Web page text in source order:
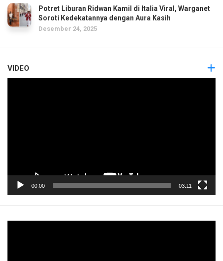
Potret Liburan Ridwan Kamil di Italia Viral, Warganet
Soroti Kedekatannya dengan Aura Kasih
Desember 24, 2025
VIDEO
00:00 03:11